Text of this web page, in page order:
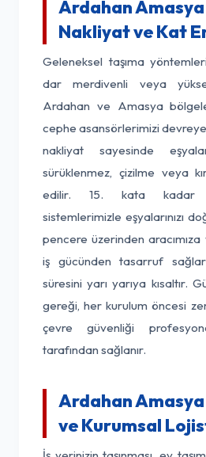
Ardahan
Nakliyat ve Kat
Geleneksel taşıma
dar merdivenli veya
Ardahan ve Amasya
cephe asansörlerimizi
nakliyat sayesinde
sürüklenmez, çizilme veya
edilir. 15. kata kadar
sistemlerimizle eşyalarınızı
pencere üzerinden
iş gücünden tasarruf
süresini yarı yarıya kısaltır.
gereği, her kurulum öncesi
çevre güvenliği
tarafından sağlanır.
Ardahan Amasya
ve Kurumsal